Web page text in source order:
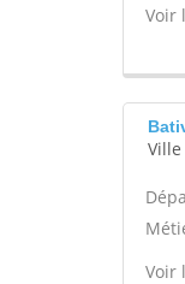
Voir
Voir